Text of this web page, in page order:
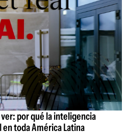
por qué la inteligencia
toda América Latina